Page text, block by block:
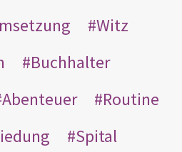
Witz
Buchhalter
Abenteuer
Routine
Spital